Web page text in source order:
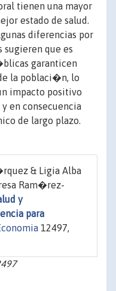
tienen una mayor
estado de salud.
diferencias por
sugieren que es
garanticen
la poblaci�n, lo
impacto positivo
en consecuencia
de largo plazo.
& Ligia Alba
Ram�rez-
y
para
12497,